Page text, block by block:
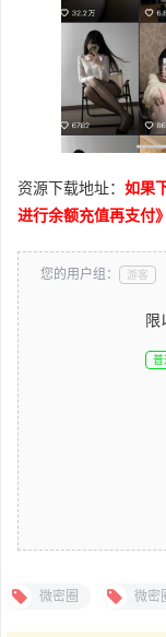
资源下载地址： 如果
进行余额充值再支付
您的用户组： 游客
限
普
微密圈 微密